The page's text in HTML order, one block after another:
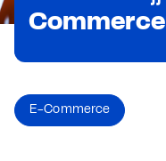
E-Commerce